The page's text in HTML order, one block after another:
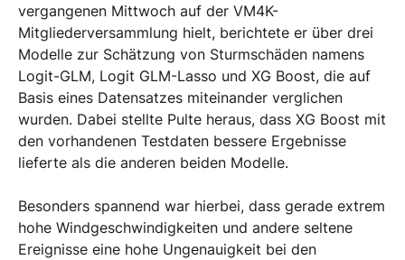
vergangenen Mittwoch auf der VM4K-
Mitgliederversammlung hielt, berichtete er über drei
Modelle zur Schätzung von Sturmschäden namens
Logit-GLM, Logit GLM-Lasso und XG Boost, die auf
Basis eines Datensatzes miteinander verglichen
wurden. Dabei stellte Pulte heraus, dass XG Boost mit
den vorhandenen Testdaten bessere Ergebnisse
lieferte als die anderen beiden Modelle.
Besonders spannend war hierbei, dass gerade extrem
hohe Windgeschwindigkeiten und andere seltene
Ereignisse eine hohe Ungenauigkeit bei den